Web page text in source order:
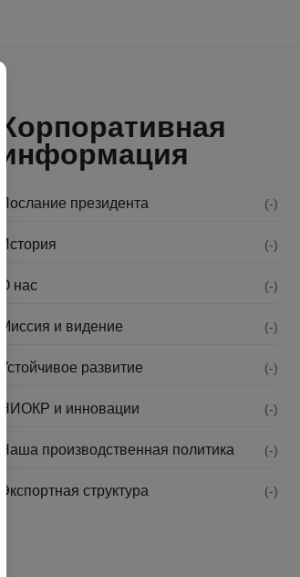
Корпоративная
информация
Послание президента (-)
История (-)
О нас (-)
Миссия и видение (-)
Устойчивое развитие (-)
НИОКР и инновации (-)
Наша производственная политика (-)
Экспортная структура (-)